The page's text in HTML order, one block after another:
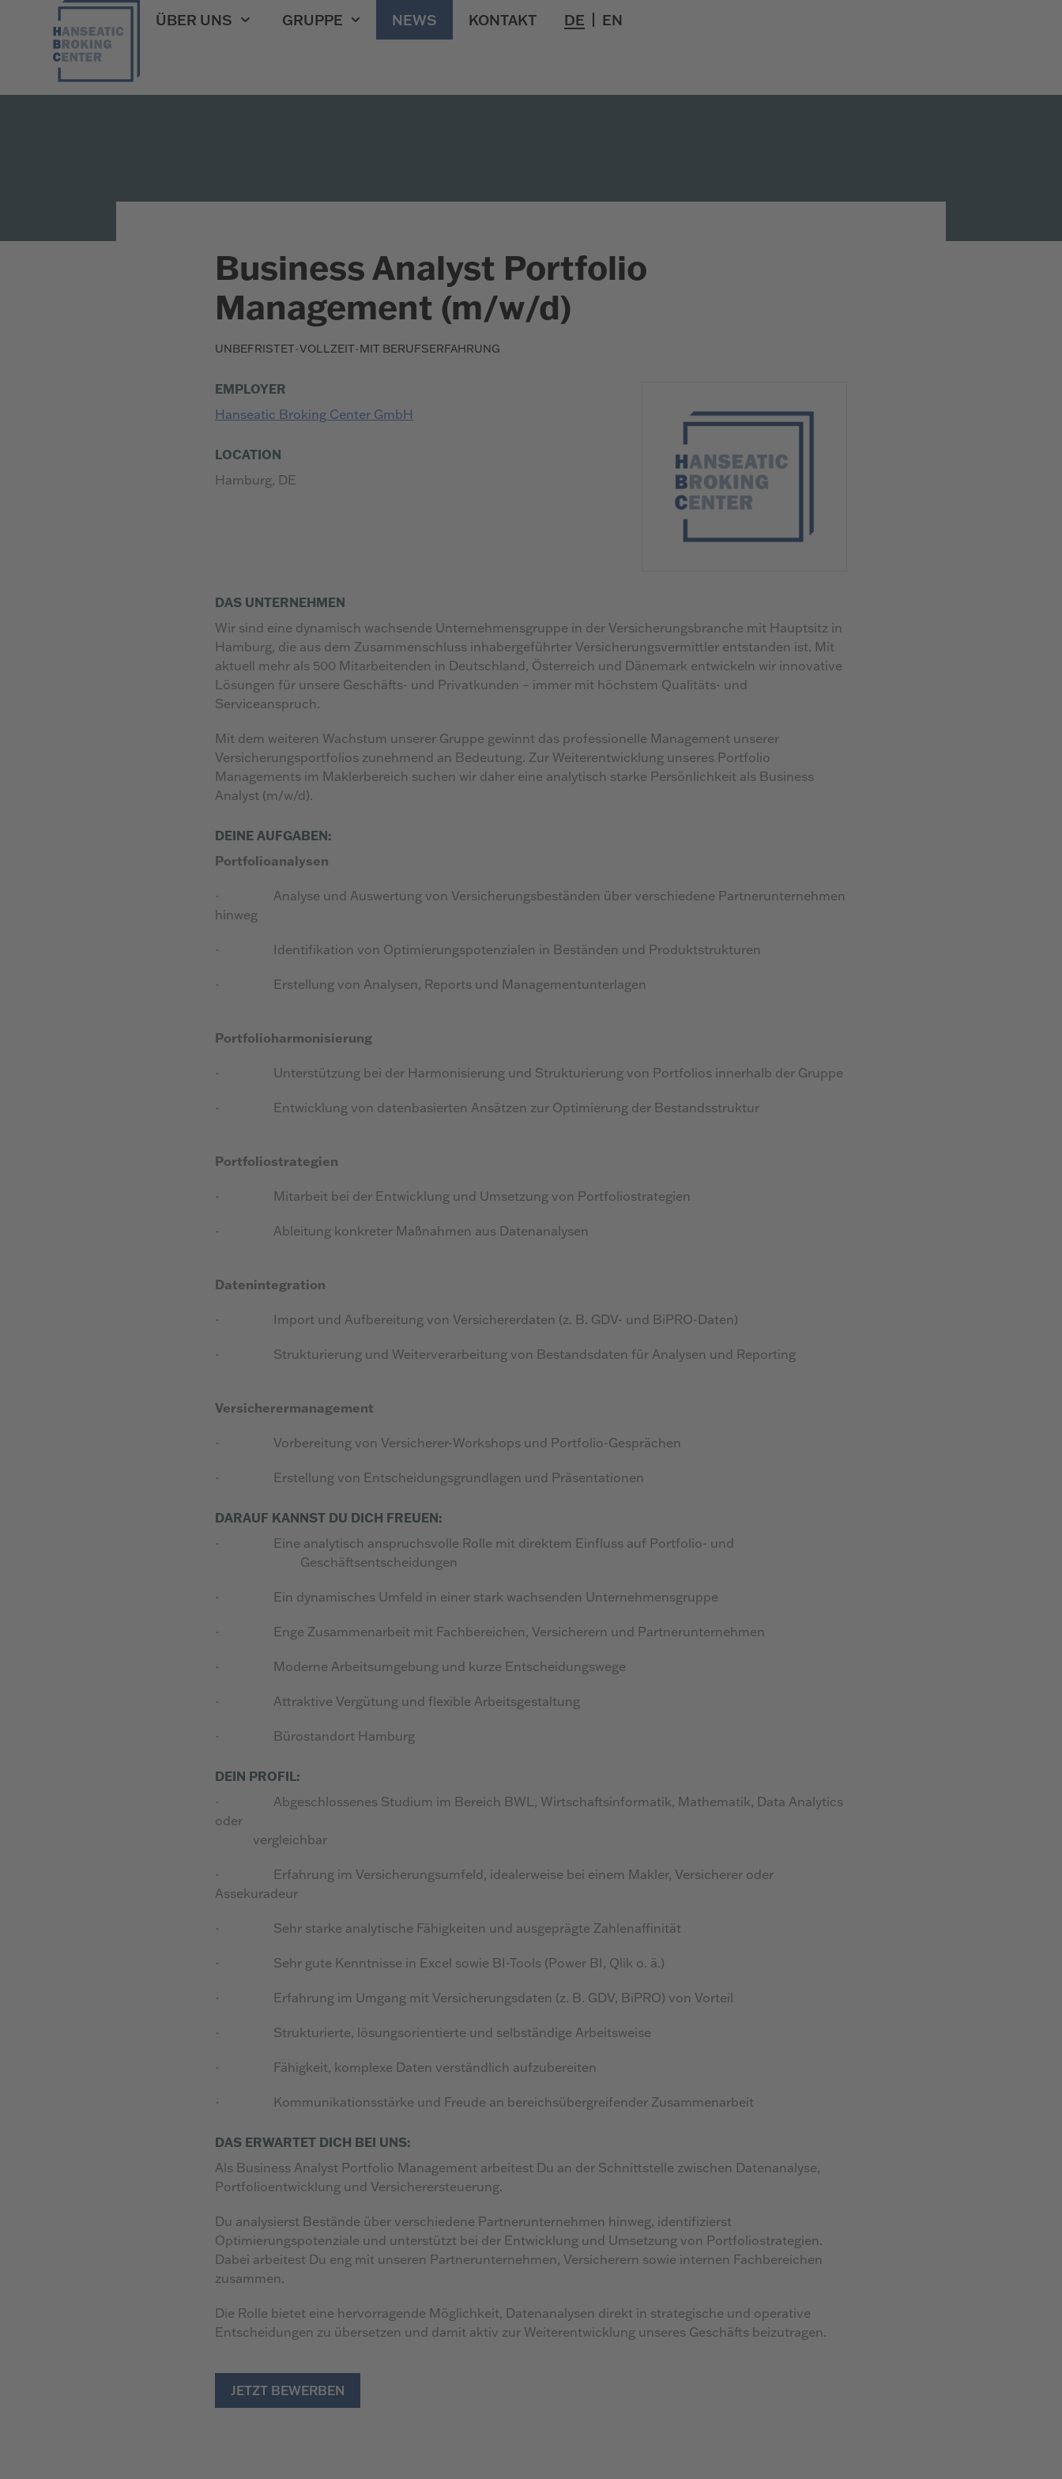
ÜBER UNS GRUPPE NEWS KONTAKT DE EN
Business Analyst Portfolio
Management (m/w/d)
UNBEFRISTET-VOLLZEIT-MIT BERUFSERFAHRUNG
EMPLOYER
Hanseatic Broking Center GmbH
LOCATION
Hamburg, DE
DAS UNTERNEHMEN
Wir sind eine dynamisch wachsende Unternehmensgruppe in der Versicherungsbranche mit Hauptsitz in
Hamburg, die aus dem Zusammenschluss inhabergeführter Versicherungsvermittler entstanden ist. Mit
aktuell mehr als 500 Mitarbeitenden in Deutschland, Österreich und Dänemark entwickeln wir innovative
Lösungen für unsere Geschäfts- und Privatkunden – immer mit höchstem Qualitäts- und
Serviceanspruch.
Mit dem weiteren Wachstum unserer Gruppe gewinnt das professionelle Management unserer
Versicherungsportfolios zunehmend an Bedeutung. Zur Weiterentwicklung unseres Portfolio
Managements im Maklerbereich suchen wir daher eine analytisch starke Persönlichkeit als Business
Analyst (m/w/d).
DEINE AUFGABEN:
Portfolioanalysen
·
Analyse und Auswertung von Versicherungsbeständen über verschiedene Partnerunternehmen
hinweg
· Identifikation von Optimierungspotenzialen in Beständen und Produktstrukturen
· Erstellung von Analysen, Reports und Managementunterlagen
Portfolioharmonisierung
· Unterstützung bei der Harmonisierung und Strukturierung von Portfolios innerhalb der Gruppe
· Entwicklung von datenbasierten Ansätzen zur Optimierung der Bestandsstruktur
Portfoliostrategien
· Mitarbeit bei der Entwicklung und Umsetzung von Portfoliostrategien
· Ableitung konkreter Maßnahmen aus Datenanalysen
Datenintegration
· Import und Aufbereitung von Versichererdaten (z. B. GDV- und BiPRO-Daten)
· Strukturierung und Weiterverarbeitung von Bestandsdaten für Analysen und Reporting
Versicherermanagement
· Vorbereitung von Versicherer-Workshops und Portfolio-Gesprächen
· Erstellung von Entscheidungsgrundlagen und Präsentationen
DARAUF KANNST DU DICH FREUEN:
·
Eine analytisch anspruchsvolle Rolle mit direktem Einfluss auf Portfolio- und
Geschäftsentscheidungen
· Ein dynamisches Umfeld in einer stark wachsenden Unternehmensgruppe
· Enge Zusammenarbeit mit Fachbereichen, Versicherern und Partnerunternehmen
· Moderne Arbeitsumgebung und kurze Entscheidungswege
· Attraktive Vergütung und flexible Arbeitsgestaltung
· Bürostandort Hamburg
DEIN PROFIL:
·
Abgeschlossenes Studium im Bereich BWL, Wirtschaftsinformatik, Mathematik, Data Analytics
oder
vergleichbar
·
Erfahrung im Versicherungsumfeld, idealerweise bei einem Makler, Versicherer oder
Assekuradeur
· Sehr starke analytische Fähigkeiten und ausgeprägte Zahlenaffinität
· Sehr gute Kenntnisse in Excel sowie BI-Tools (Power BI, Qlik o. ä.)
· Erfahrung im Umgang mit Versicherungsdaten (z. B. GDV, BiPRO) von Vorteil
· Strukturierte, lösungsorientierte und selbständige Arbeitsweise
· Fähigkeit, komplexe Daten verständlich aufzubereiten
· Kommunikationsstärke und Freude an bereichsübergreifender Zusammenarbeit
DAS ERWARTET DICH BEI UNS:
Als Business Analyst Portfolio Management arbeitest Du an der Schnittstelle zwischen Datenanalyse,
Portfolioentwicklung und Versicherersteuerung.
Du analysierst Bestände über verschiedene Partnerunternehmen hinweg, identifizierst
Optimierungspotenziale und unterstützt bei der Entwicklung und Umsetzung von Portfoliostrategien.
Dabei arbeitest Du eng mit unseren Partnerunternehmen, Versicherern sowie internen Fachbereichen
zusammen.
Die Rolle bietet eine hervorragende Möglichkeit, Datenanalysen direkt in strategische und operative
Entscheidungen zu übersetzen und damit aktiv zur Weiterentwicklung unseres Geschäfts beizutragen.
JETZT BEWERBEN